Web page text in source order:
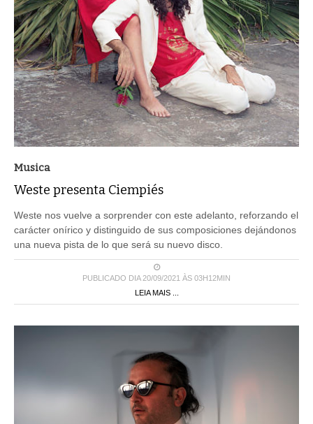
Musica
Weste presenta Ciempiés
Weste nos vuelve a sorprender con este adelanto, reforzando el
carácter onírico y distinguido de sus composiciones dejándonos
una nueva pista de lo que será su nuevo disco.
PUBLICADO DIA 20/09/2021 ÀS 03H12MIN
LEIA MAIS ...